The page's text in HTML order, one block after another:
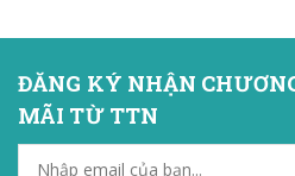
ĐĂNG KÝ NHẬN
MÃI TỪ TTN